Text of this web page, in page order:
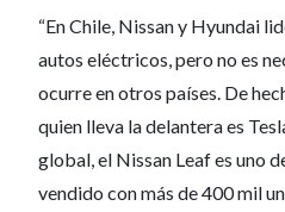
“En Chile, Nissan y Hyundai
autos eléctricos, pero no es
ocurre en otros países. De
quien lleva la delantera es
global, el Nissan Leaf es uno
vendido con más de 400 mil